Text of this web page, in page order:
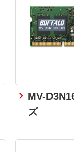
MV-
ズ